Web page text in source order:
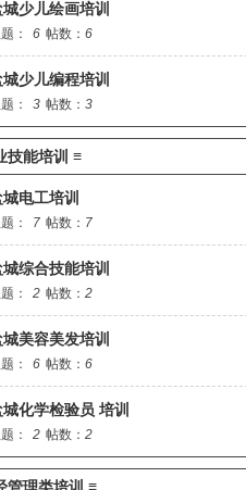
城少儿绘画培训
： 6 帖数： 6
城少儿编程培训
： 3 帖数： 3
技能培训 ≡
城电工培训
： 7 帖数： 7
城综合技能培训
： 2 帖数： 2
城美容美发培训
： 6 帖数： 6
城化学检验员 培训
： 2 帖数： 2